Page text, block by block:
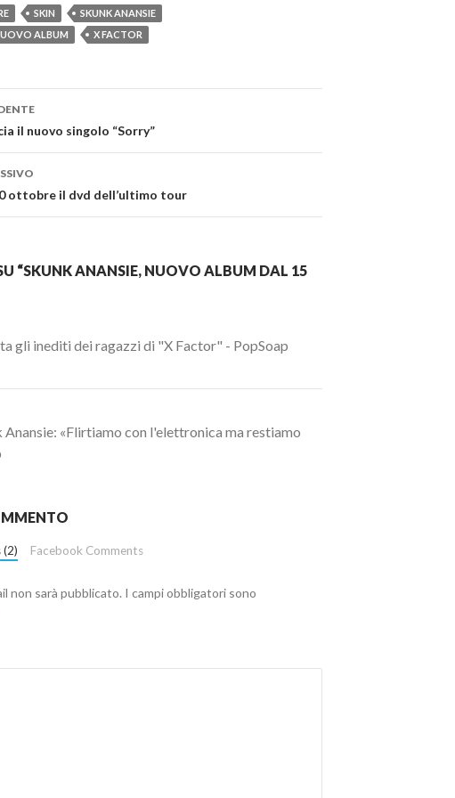
SKIN
SKUNK ANANSIE
ALBUM
X FACTOR
il nuovo singolo “Sorry”
ottobre il dvd dell’ultimo tour
“SKUNK ANANSIE, NUOVO ALBUM DAL 15
gli inediti dei ragazzi di "X Factor" - PopSoap
Anansie: «Flirtiamo con l'elettronica ma restiamo
(2) Facebook Comments
non sarà pubblicato. I campi obbligatori sono